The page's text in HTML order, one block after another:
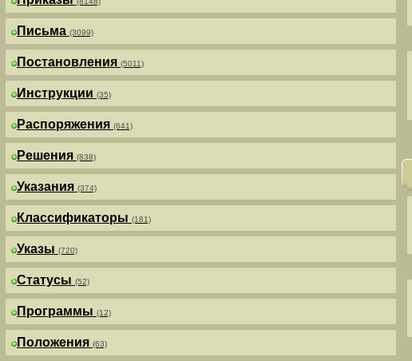
Письма (3099)
Постановления (5011)
Инструкции (35)
Распоряжения (641)
Решения (838)
Указания (374)
Классификаторы (181)
Указы (720)
Статусы (52)
Программы (12)
Положения (63)